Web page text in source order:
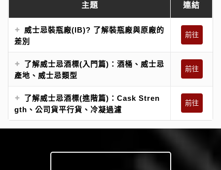
主題 連結
威士忌裝瓶廠(IB)? 了解裝瓶廠與原廠的
差別
前往
了解威士忌酒標(入門篇)：酒桶、威士忌
產地、威士忌類型
前往
了解威士忌酒標(進階篇)：Cask Stren
gth、公司貨平行貨、冷凝過濾
前往